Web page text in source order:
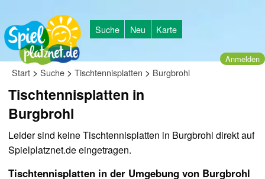
Suche Neu Karte
Anmelden
Start > Suche > Tischtennisplatten > Burgbrohl
Tischtennisplatten in
Burgbrohl
Leider sind keine Tischtennisplatten in Burgbrohl direkt auf
Spielplatznet.de eingetragen.
Tischtennisplatten in der Umgebung von Burgbrohl